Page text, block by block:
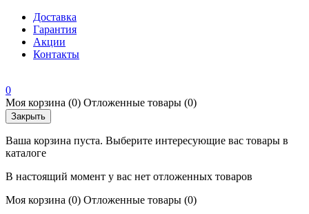
Доставка
Гарантия
Акции
Контакты
0
Моя корзина (0) Отложенные товары (0)
Закрыть
Ваша корзина пуста. Выберите интересующие вас товары в
каталоге
В настоящий момент у вас нет отложенных товаров
Моя корзина (0) Отложенные товары (0)